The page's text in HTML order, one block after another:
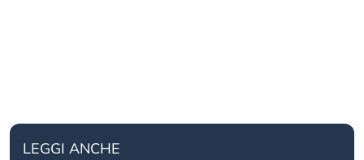
LEGGI ANCHE